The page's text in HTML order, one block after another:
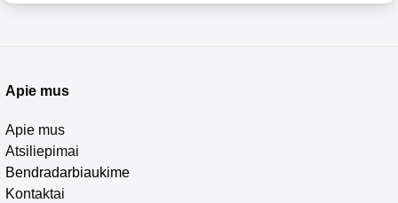
Apie mus
Apie mus
Atsiliepimai
Bendradarbiaukime
Kontaktai